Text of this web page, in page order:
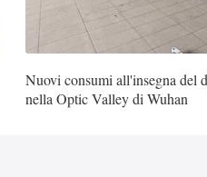
Nuovi consumi all'insegna del
nella Optic Valley di Wuhan